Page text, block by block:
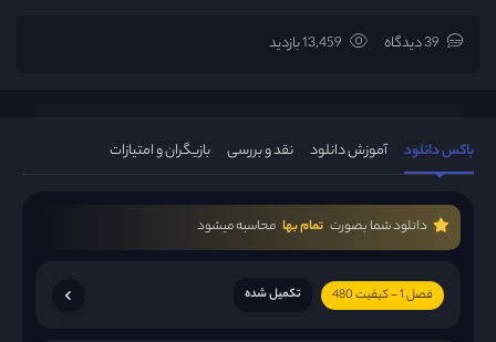
باکس دانلود آموزش دانلود نقد و بررسی بازیگران و امتیازات
دانلود شما بصورت تمام بها محاسبه میشود
فصل 1 - کیفیت 480 تکمیل شده